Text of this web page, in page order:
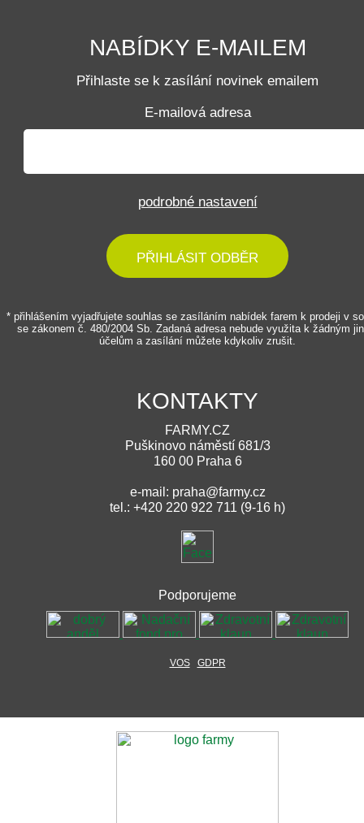
NABÍDKY E-MAILEM
Přihlaste se k zasílání novinek emailem
E-mailová adresa
podrobné nastavení
PŘIHLÁSIT ODBĚR
* přihlášením vyjadřujete souhlas se zasíláním nabídek farem k prodeji v
se zákonem č. 480/2004 Sb. Zadaná adresa nebude využita k žádným
účelům a zasílání můžete kdykoliv zrušit.
KONTAKTY
FARMY.CZ
Puškinovo náměstí 681/3
160 00 Praha 6
e-mail: praha@farmy.cz
tel.: +420 220 922 711 (9-16 h)
Podporujeme
VOS GDPR